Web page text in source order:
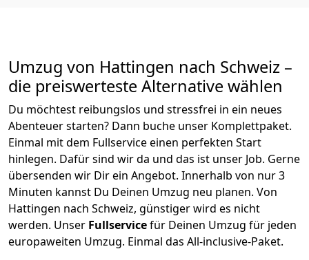
Umzug von Hattingen nach Schweiz –
die preiswerteste Alternative wählen
Du möchtest reibungslos und stressfrei in ein neues
Abenteuer starten? Dann buche unser Komplettpaket.
Einmal mit dem Fullservice einen perfekten Start
hinlegen. Dafür sind wir da und das ist unser Job. Gerne
übersenden wir Dir ein Angebot. Innerhalb von nur3
Minuten kannst Du Deinen Umzug neu planen. Von
Hattingen nach Schweiz, günstiger wird es nicht
werden. Unser Fullservicefür Deinen Umzug für jeden
europaweiten Umzug. Einmal das All-inclusive-Paket.